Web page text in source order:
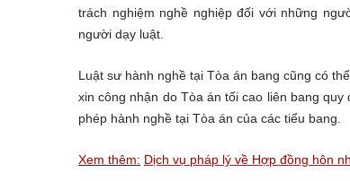
trách nghiệm nghề nghiệp đối với những
người dạy luật.
Luật sư hành nghề tại Tòa án bang cũng có
xin công nhận do Tòa án tối cao liên bang
phép hành nghề tại Tòa án của các tiểu bang.
Xem thêm: Dịch vụ pháp lý về Hợp đồng hôn